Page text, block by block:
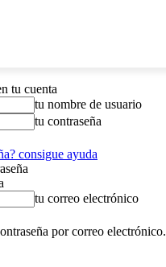
tu cuenta
tu nombre de usuario
tu contraseña
consigue ayuda
tu correo electrónico
por correo electrónico.